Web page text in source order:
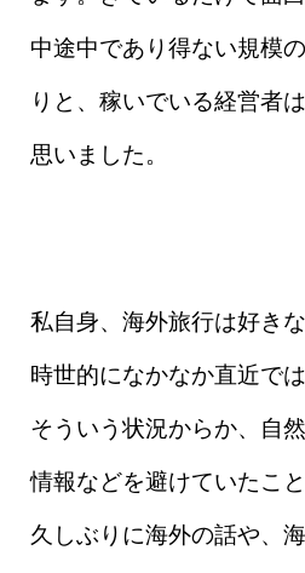
中途中であり得ない規模
りと、稼いでいる経営者
思いました。
私自身、海外旅行は好き
時世的になかなか直近で
そういう状況からか、自
情報などを避けていたこ
久しぶりに海外の話や、